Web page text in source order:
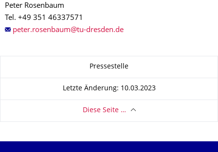
Peter Rosenbaum
Tel. +49 351 46337571
Pressestelle
Letzte Änderung: 10.03.2023
Diese Seite …